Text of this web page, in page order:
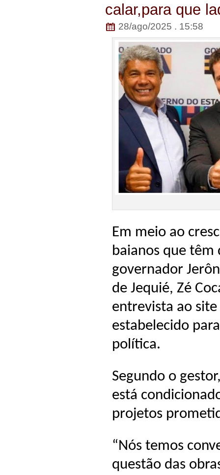
calar,para que
28/ago/2025 . 15:58
Em meio ao
baianos que têm
governador
de Jequié, Zé
entrevista ao site
estabelecido
política.
Segundo o
está
projetos
“Nós temos
questão das